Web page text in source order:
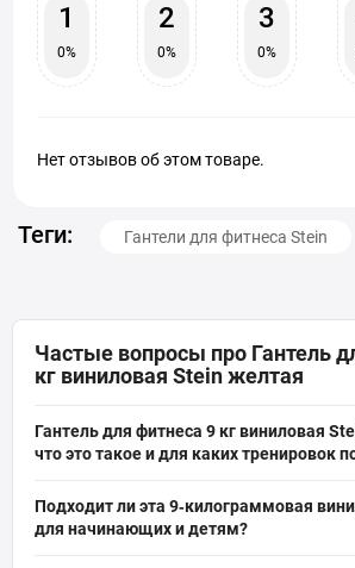
1
0%
2
0%
3
0%
Нет отзывов об этом товаре.
Теги: Гантели для фитнеса Stein
Частые вопросы про Гантель
кг виниловая Stein желтая
Гантель для фитнеса 9 кг виниловая
что это такое и для каких тренировок
цельная металлическая гантель с
Подходит ли эта 9‑килограммовая
для начинающих и детям?